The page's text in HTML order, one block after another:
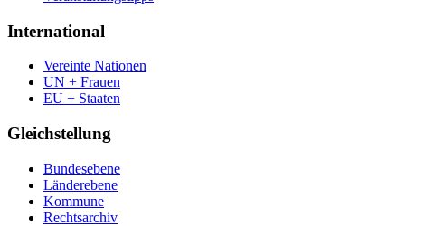
International
Vereinte Nationen
UN + Frauen
EU + Staaten
Gleichstellung
Bundesebene
Länderebene
Kommune
Rechtsarchiv